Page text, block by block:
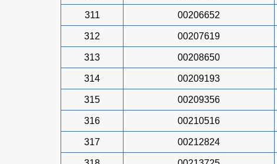
311 00206652
312 00207619
313 00208650
314 00209193
315 00209356
316 00210516
317 00212824